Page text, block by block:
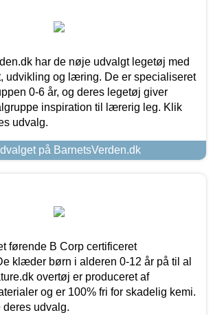
har de nøje udvalgt legetøj med
udvikling og læring. De er specialiseret
0-6 år, og deres legetøj giver
inspiration til lærerig leg. Klik
udvalg.
på BarnetsVerden.dk
førende B Corp certificeret
klæder børn i alderen 0-12 år på til al
overtøj er produceret af
og er 100% fri for skadelig kemi.
deres udvalg.